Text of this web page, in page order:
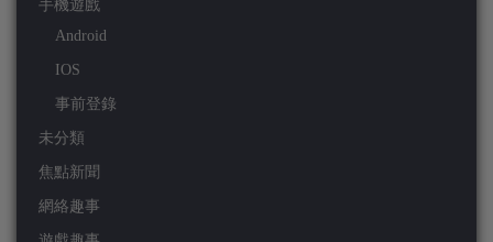
手機遊戲
Android
IOS
事前登錄
未分類
焦點新聞
網絡趣事